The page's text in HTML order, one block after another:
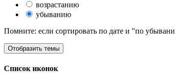
возрастанию
убыванию
Помните: если сортировать по дате и "по
Список иконок